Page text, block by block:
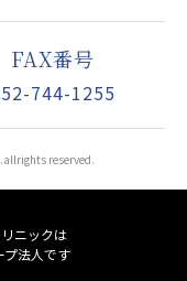
FAX番号
744-1255
reserved.
ニックは
プ法人です